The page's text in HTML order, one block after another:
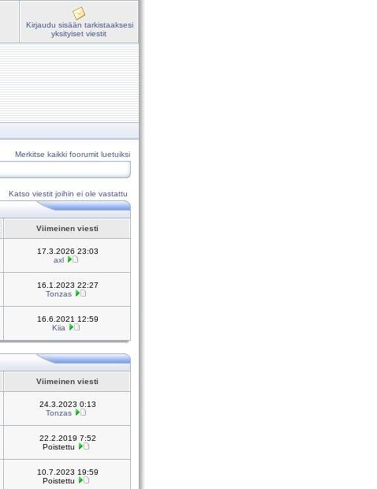
Kirjaudu sisään tarkistaaksesi
yksityiset viestit
Merkitse kaikki foorumit luetuiksi
Katso viestit joihin ei ole vastattu
Viimeinen viesti
17.3.2026 23:03
axl
16.1.2023 22:27
Tonzas
16.6.2021 12:59
Kiia
Viimeinen viesti
24.3.2023 0:13
Tonzas
22.2.2019 7:52
Poistettu
10.7.2023 19:59
Poistettu